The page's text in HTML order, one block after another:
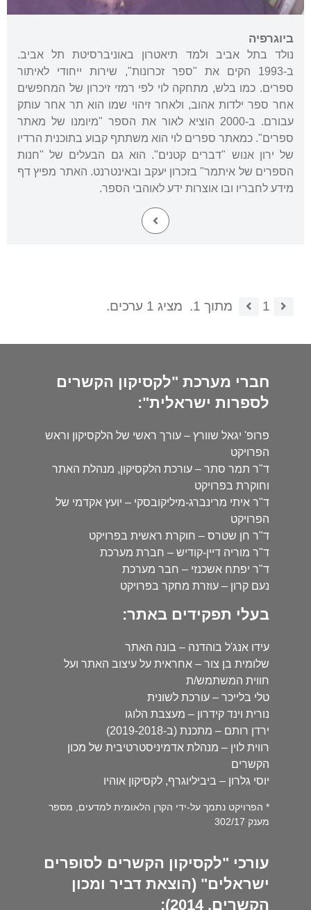
ביוגרפיה
נולד בתל אביב ולמד תיאטרון באוניברסיטת תל אביב.
ב-1993 הקים את "ספר זכרונות", שירות ייחודי לאיתור
ספרים. כמו בלש, מתחקה לוי לפי רמזי זיכרון של המחפשים
אחר ספר ילדות אהוב, ולאחר זיהוי שמו הוא תר אחר עותק
עבורם. ב-2000 הוציא לאור את הספר "מיומנו של מאתר
ספרים". כמאתר ספרים לוי הוא משתתף קבוע בתוכנית הרדיו
של ירון אנוש "דברים קטנים". הוא גם הבעלים של "חנות
הספרים של איתמר" בזכרון יעקב ובאינטרנט. האתר מפיץ דף
מידע לחבריו ובו אוצרות ידע לאוהבי הספר.
1 מתוך 1. מציג 1 ערכים.
חברי מערכת "לקסיקון הקשרים
לספרות ישראלית":
פרופ' יגאל שוורץ – עורך ראשי של הלקסיקון וראש
הפרויקט
ד"ר תמר סתר – עורכת הלקסיקון, מנהלת האתר
וחוקרת בפרויקט
ד"ר איתי מרינברג-מיליקובסקי – יועץ אקדמי של
הפרויקט
ד"ר חן שטרס – חוקרת ראשית בפרויקט
ד"ר מוריה דיין-קודיש – חברת מערכת
ד"ר יפתח אשכנזי – חבר מערכת
נעם קרון – עוזרת מחקר בפרויקט
בעלי תפקידים באתר:
עידו אנג'ל בוהדנה – בונה האתר
שלומית בן צור – אחראית על עיצוב האתר ועל
חווית המשתמש/ת
טלי בלייכר – עורכת לשונית
נורית וינד קידרון – מעצבת הלוגו
ירדן רותם – מתכנת (ב-2019-2018)
רווית לוין – מנהלת אדמיניסטרטיבית של מכון
הקשרים
יוסי גלרון – ביביליוגרף, לקסיקון אוהיו
* הפרויקט נתמך על-ידי הקרן הלאומית למדעים, מספר
מענק 302/17
עורכי "לקסיקון הקשרים לסופרים
ישראלים" (הוצאת דביר ומכון
הקשרים, 2014):